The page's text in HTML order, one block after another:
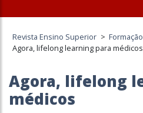
Revista Ensino Superior > Formação
Agora, lifelong learning para médicos
Agora, lifelong
médicos